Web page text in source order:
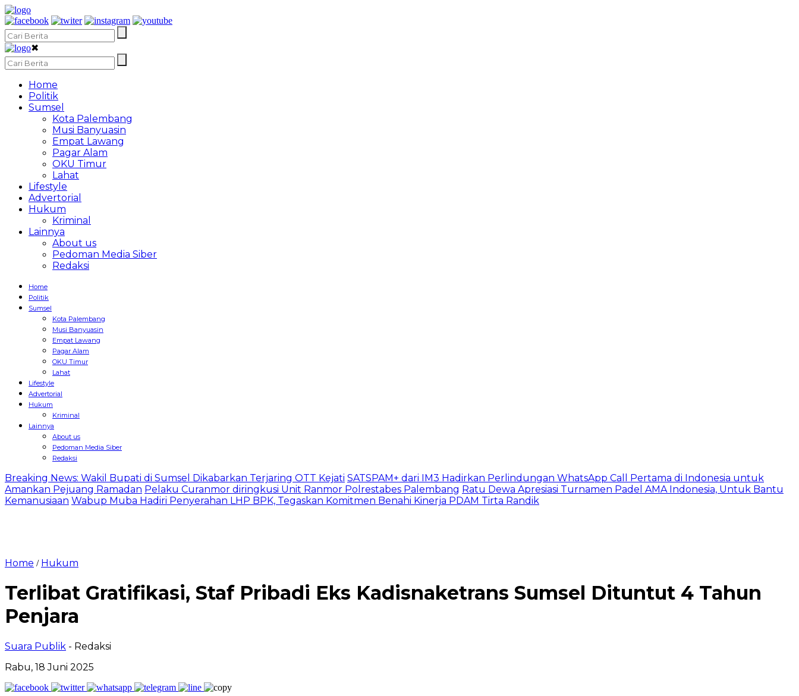
✖
Home
Politik
Sumsel
Kota Palembang
Musi Banyuasin
Empat Lawang
Pagar Alam
OKU Timur
Lahat
Lifestyle
Advertorial
Hukum
Kriminal
Lainnya
About us
Pedoman Media Siber
Redaksi
Home
Politik
Sumsel
Kota Palembang
Musi Banyuasin
Empat Lawang
Pagar Alam
OKU Timur
Lahat
Lifestyle
Advertorial
Hukum
Kriminal
Lainnya
About us
Pedoman Media Siber
Redaksi
Breaking News: Wakil Bupati di Sumsel Dikabarkan Terjaring OTT Kejati SATSPAM+ dari IM3 Hadirkan Perlindungan WhatsApp Call Pertama di Indonesia untuk
Amankan Pejuang Ramadan Pelaku Curanmor diringkusi Unit Ranmor Polrestabes Palembang Ratu Dewa Apresiasi Turnamen Padel AMA Indonesia, Untuk Bantu
Kemanusiaan Wabup Muba Hadiri Penyerahan LHP BPK, Tegaskan Komitmen Benahi Kinerja PDAM Tirta Randik
Home / Hukum
Terlibat Gratifikasi, Staf Pribadi Eks Kadisnaketrans Sumsel Dituntut 4 Tahun
Penjara
Suara Publik - Redaksi
Rabu, 18 Juni 2025